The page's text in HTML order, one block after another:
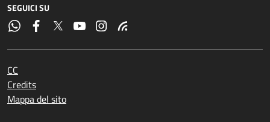
SEGUICI SU
CC
Credits
Mappa del sito